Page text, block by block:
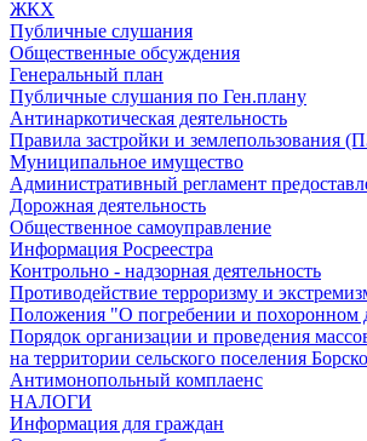
ЖКХ
Публичные слушания
Общественные обсуждения
Генеральный план
Публичные слушания по Ген.плану
Антинаркотическая деятельность
Правила застройки и землепользования
Муниципальное имущество
Административный регламент
Дорожная деятельность
Общественное самоуправление
Информация Росреестра
Контрольно - надзорная деятельность
Противодействие терроризму и
Положения "О погребении и похоронном
Порядок организации и проведения
на территории сельского поселения
Антимонопольный комплаенс
НАЛОГИ
Информация для граждан